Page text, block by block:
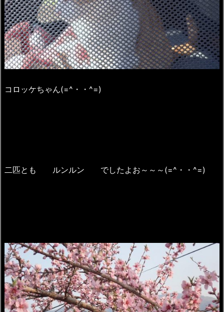
コロッケちゃん(=^・・^=)
二匹とも ルンルン でしたよお～～～(=^・・^=)